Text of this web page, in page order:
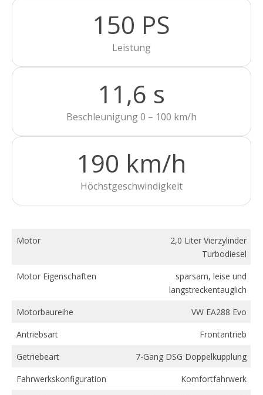
150 PS
Leistung
11,6 s
Beschleunigung 0 – 100 km/h
190 km/h
Höchstgeschwindigkeit
Motor
2,0 Liter Vierzylinder
Turbodiesel
Motor Eigenschaften
sparsam, leise und
langstreckentauglich
Motorbaureihe
VW EA288 Evo
Antriebsart
Frontantrieb
Getriebeart
7-Gang DSG Doppelkupplung
Fahrwerkskonfiguration
Komfortfahrwerk